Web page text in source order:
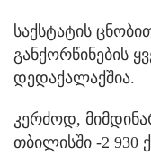
საქსტატის
განქორწინების
დედაქალაქშია.
კერძოდ,
თბილისში -2 930